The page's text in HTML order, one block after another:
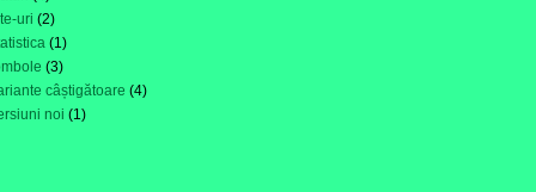
uri (2)
(1)
(3)
câștigătoare (4)
noi (1)